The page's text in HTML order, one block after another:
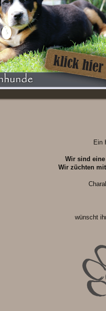
Ein
Wir sind
Wir züchten
wünscht